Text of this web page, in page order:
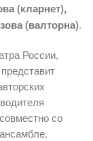
(кларнет),
(валторна).
России,
со